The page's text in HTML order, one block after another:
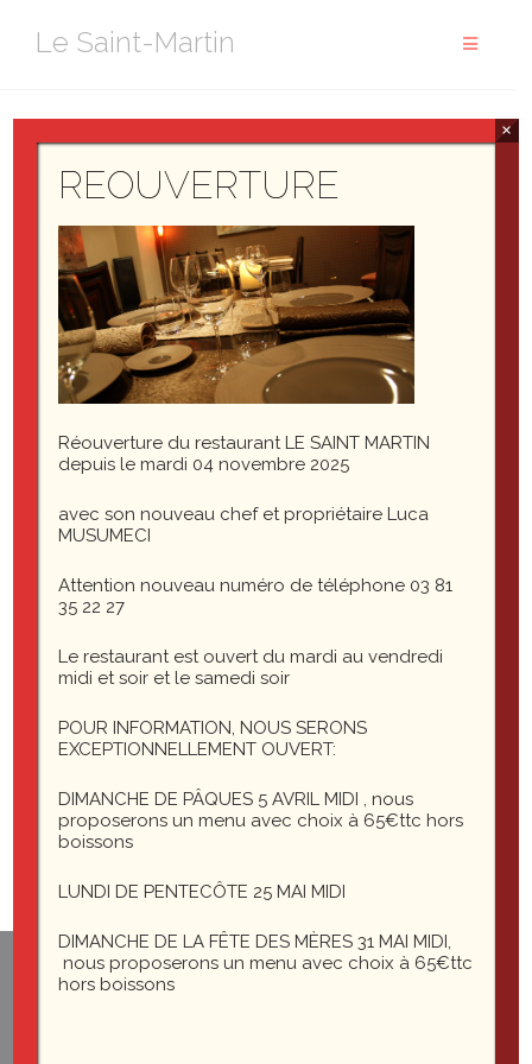
Le Saint-Martin
cropped-arriereplan1-1.jpg
http://le-saint-martin.fr/wp-
Laisser un commentaire
Vous devez
pour publier un commentaire.
1 rue du général Leclerc
REOUVERTURE
Réouverture du restaurant LE SAINT MARTIN
depuis le mardi 04 novembre 2025
avec son nouveau chef et propriétaire Luca
MUSUMECI
Attention nouveau numéro de téléphone 03 81
35 22 27
Le restaurant est ouvert du mardi au vendredi
midi et soir et le samedi soir
POUR INFORMATION, NOUS SERONS
EXCEPTIONNELLEMENT OUVERT:
DIMANCHE DE PÂQUES 5 AVRIL MIDI , nous
proposerons un menu avec choix à 65€ttc hors
boissons
LUNDI DE PENTECÔTE 25 MAI MIDI
DIMANCHE DE LA FÊTE DES MÈRES 31 MAI MIDI,
nous proposerons un menu avec choix à 65€ttc
hors boissons
×